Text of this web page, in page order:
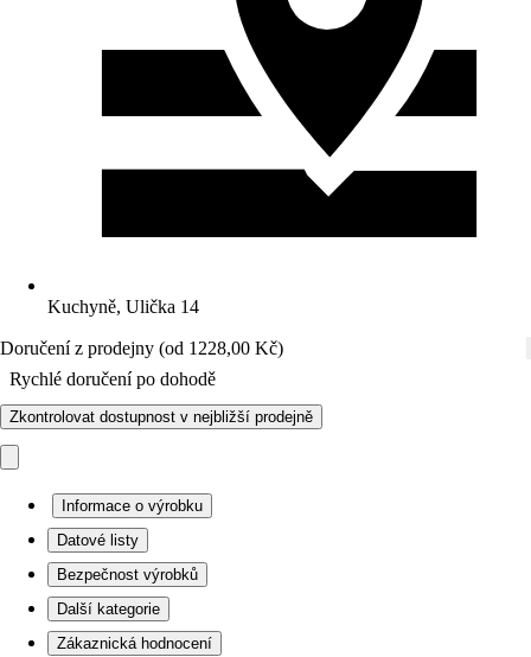
Kuchyně, Ulička 14
Doručení z prodejny (od 1228,00 Kč)
Rychlé doručení po dohodě
Zkontrolovat dostupnost v nejbližší prodejně
Informace o výrobku
Datové listy
Bezpečnost výrobků
Další kategorie
Zákaznická hodnocení